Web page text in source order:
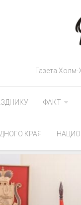
Газета
ФАКТ
КРАЯ